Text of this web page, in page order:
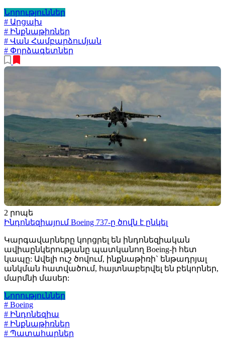
Նորություններ
# Արցախ
# Ինքնաթիռներ
# Վան Համբարձումյան
# Փորձագետներ
2 րոպե
Ինդոնեզիայում Boeing 737-ը ծովն է ընկել
Կարգավարները կորցրել են ինդոնեզիական
ավիաընկերությանը պատկանող Boeing-ի հետ
կապը: Ավելի ուշ ծովում, ինքնաթիռի` ենթադրյալ
անկման հատվածում, հայտնաբերվել են բեկորներ,
մարմնի մասեր:
Նորություններ
# Boeing
# Ինդոնեզիա
# Ինքնաթիռներ
# Պատահարներ